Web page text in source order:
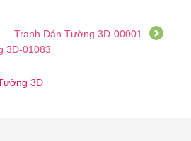
Tranh Dán Tường 3D-00001
3D-01083
3D